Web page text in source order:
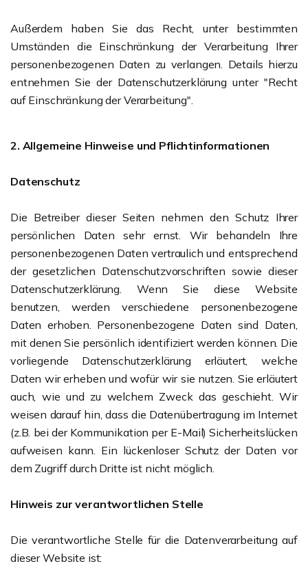
Außerdem haben Sie das Recht, unter bestimmten
Umständen die Einschränkung der Verarbeitung Ihrer
personenbezogenen Daten zu verlangen. Details hierzu
entnehmen Sie der Datenschutzerklärung unter "Recht
auf Einschränkung der Verarbeitung".
2. Allgemeine Hinweise und Pflichtinformationen
Datenschutz
Die Betreiber dieser Seiten nehmen den Schutz Ihrer
persönlichen Daten sehr ernst. Wir behandeln Ihre
personenbezogenen Daten vertraulich und entsprechend
der gesetzlichen Datenschutzvorschriften sowie dieser
Datenschutzerklärung. Wenn Sie diese Website
benutzen, werden verschiedene personenbezogene
Daten erhoben. Personenbezogene Daten sind Daten,
mit denen Sie persönlich identifiziert werden können. Die
vorliegende Datenschutzerklärung erläutert, welche
Daten wir erheben und wofür wir sie nutzen. Sie erläutert
auch, wie und zu welchem Zweck das geschieht. Wir
weisen darauf hin, dass die Datenübertragung im Internet
(z.B. bei der Kommunikation per E-Mail) Sicherheitslücken
aufweisen kann. Ein lückenloser Schutz der Daten vor
dem Zugriff durch Dritte ist nicht möglich.
Hinweis zur verantwortlichen Stelle
Die verantwortliche Stelle für die Datenverarbeitung auf
dieser Website ist: